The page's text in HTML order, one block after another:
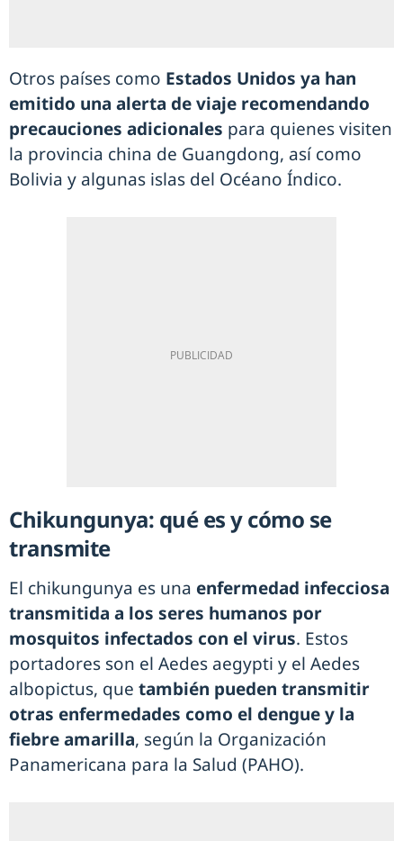
Otros países como Estados Unidos ya han
emitido una alerta de viaje recomendando
precauciones adicionales para quienes visiten
la provincia china de Guangdong, así como
Bolivia y algunas islas del Océano Índico.
Chikungunya: qué es y cómo se
transmite
El chikungunya es una enfermedad infecciosa
transmitida a los seres humanos por
mosquitos infectados con el virus. Estos
portadores son el Aedes aegypti y el Aedes
albopictus, que también pueden transmitir
otras enfermedades como el dengue y la
fiebre amarilla, según la Organización
Panamericana para la Salud (PAHO).